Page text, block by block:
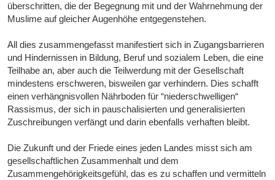
überschritten, die der Begegnung mit und der Wahrnehmung der
Muslime auf gleicher Augenhöhe entgegenstehen.
All dies zusammengefasst manifestiert sich in Zugangsbarrieren
und Hindernissen in Bildung, Beruf und sozialem Leben, die eine
Teilhabe an, aber auch die Teilwerdung mit der Gesellschaft
mindestens erschweren, bisweilen gar verhindern. Dies schafft
einen verhängnisvollen Nährboden für “niederschwelligen“
Rassismus, der sich in pauschalisierten und generalisierten
Zuschreibungen verfängt und darin ebenfalls verhaften bleibt.
Die Zukunft und der Friede eines jeden Landes misst sich am
gesellschaftlichen Zusammenhalt und dem
Zusammengehörigkeitsgefühl, das es zu schaffen und vermitteln